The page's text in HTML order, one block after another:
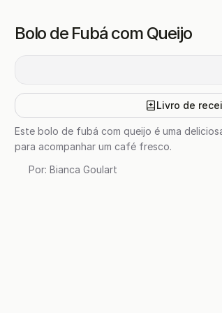
Bolo de Fubá com Queijo
Livro de
Este bolo de fubá com queijo é uma
para acompanhar um café fresco.
Por: Bianca Goulart